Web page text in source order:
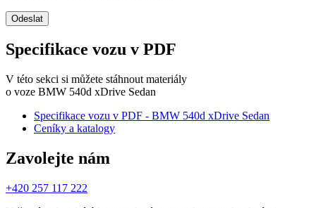
Odeslat
Specifikace vozu v PDF
V této sekci si můžete stáhnout materiály
o voze BMW 540d xDrive Sedan
Specifikace vozu v PDF - BMW 540d xDrive Sedan
Ceníky a katalogy
Zavolejte nám
+420 257 117 222